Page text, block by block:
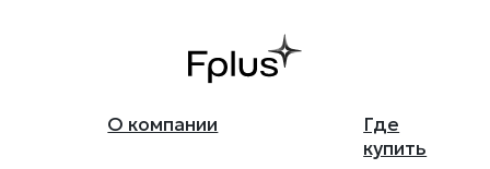
О компании
Где
купить